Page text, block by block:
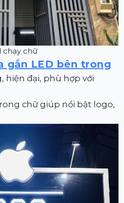
chạy chữ
gắn LED bên trong
hiện đại, phù hợp với
chữ giúp nổi bật logo,